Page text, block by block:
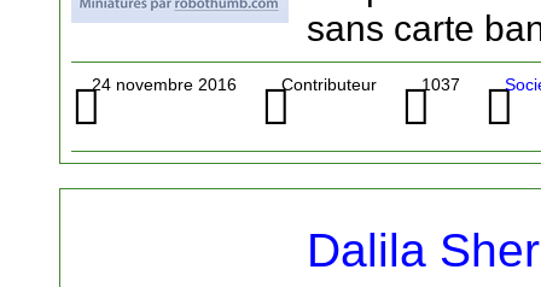
sans carte
24 novembre 2016 Contributeur 1037
Dalila